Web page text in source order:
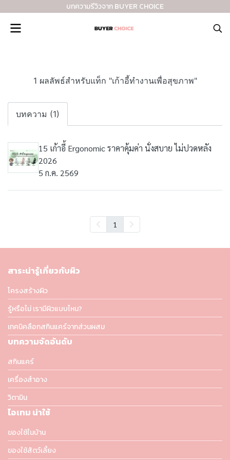
บทความรีวิวจาก BUYER CHOICE
1 ผลลัพธ์สำหรับแท็ก "เก้าอี้ทำงานเพื่อสุขภาพ"
บทความ (1)
15 เก้าอี้ Ergonomic ราคาคุ้มค่า นั่งสบาย ไม่ปวดหลัง
2026
5 ก.ค. 2569
1
สาระน่ารู้เกี่ยวกับผิว
โครงสร้างผิว
รู้หรือไม่ เรามีผิวแบบไหน?
เทคนิคลือกสกินแคร์จากส่วนผสม
บทความจัดอันดับ
สกินแคร์
เครื่องสำอาง
วิตามิน
ไอเทม น่าใช้
ของใช้ในบ้าน
ของใช้สัตว์เลี้ยง